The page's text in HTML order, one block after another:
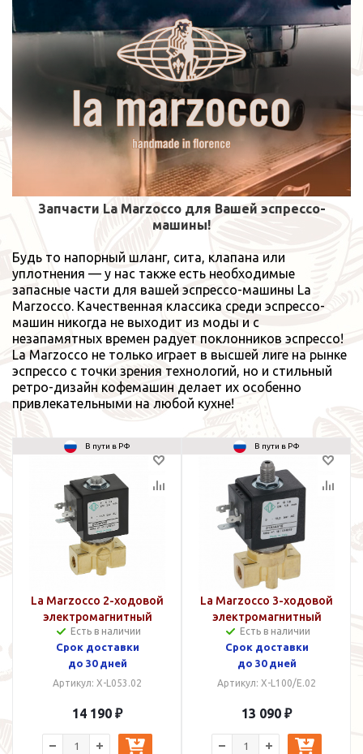
Запчасти La Marzocco для Вашей эспрессо-
машины!
Будь то напорный шланг, сита, клапана или
уплотнения — у нас также есть необходимые
запасные части для вашей эспрессо-машины La
Marzocco. Качественная классика среди эспрессо-
машин никогда не выходит из моды и с
незапамятных времен радует поклонников эспрессо!
La Marzocco не только играет в высшей лиге на рынке
эспрессо с точки зрения технологий, но и стильный
ретро-дизайн кофемашин делает их особенно
привлекательными на любой кухне!
В пути в РФ
La Marzocco 2-ходовой
электромагнитный
клапан
Есть в наличии
Срок доставки
до 30 дней
Артикул: X-L053.02
14 190 ₽
В пути в РФ
La Marzocco 3-ходовой
электромагнитный
клапан
Есть в наличии
Срок доставки
до 30 дней
Артикул: X-L100/E.02
13 090 ₽